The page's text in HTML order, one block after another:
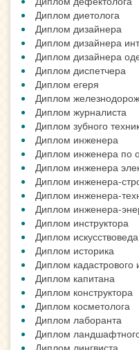
Диплом диетолога
Диплом дизайнера
Диплом дизайнера
Диплом дизайнера
Диплом диспетчера
Диплом егеря
Диплом
Диплом журналиста
Диплом зубного
Диплом инженера
Диплом инженера по
Диплом инженера
Диплом инженера-
Диплом инженера-
Диплом инженера-
Диплом инструктора
Диплом искусствоведа
Диплом историка
Диплом кадастрового
Диплом капитана
Диплом конструктора
Диплом косметолога
Диплом лаборанта
Диплом